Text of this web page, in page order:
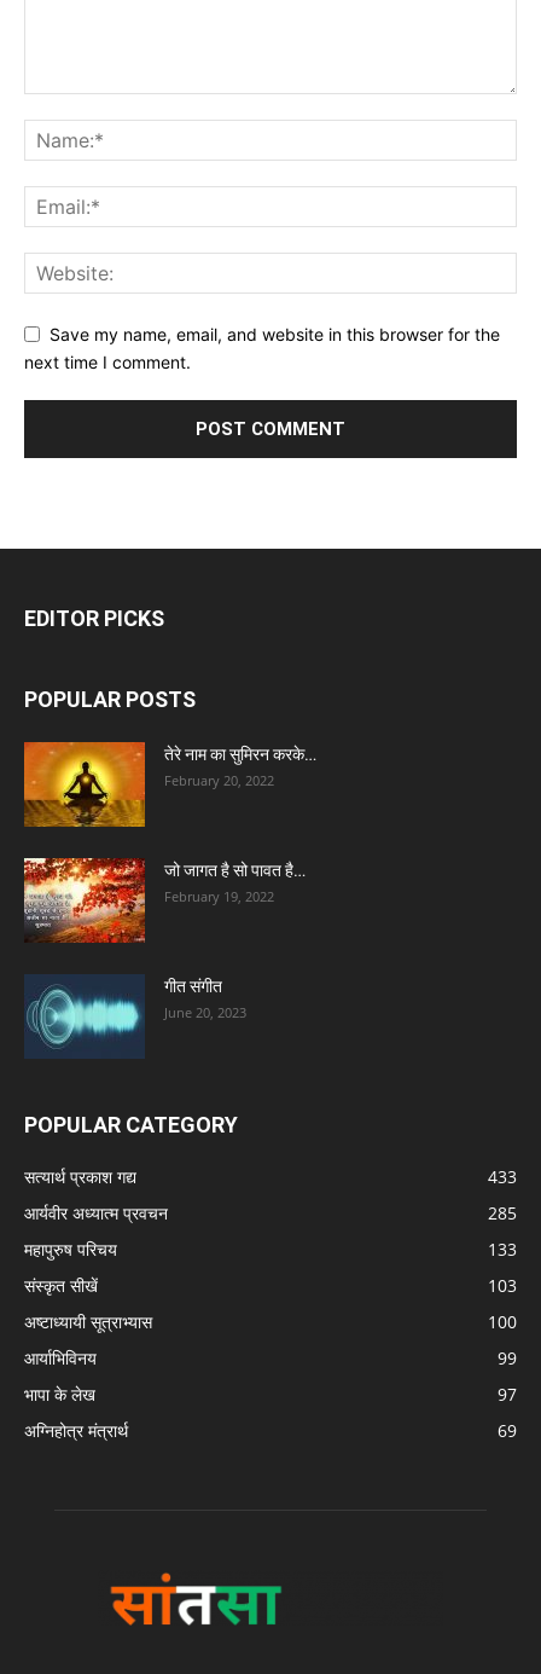
Save my name, email, and website in this browser for the
next time I comment.
EDITOR PICKS
POPULAR POSTS
तेरे नाम का सुमिरन करके…
February 20, 2022
जो जागत है सो पावत है…
February 19, 2022
गीत संगीत
June 20, 2023
POPULAR CATEGORY
सत्यार्थ प्रकाश गद्य
433
आर्यवीर अध्यात्म प्रवचन
285
महापुरुष परिचय
133
संस्कृत सीखें
103
अष्टाध्यायी सूत्राभ्यास
100
आर्याभिविनय
99
भापा के लेख
97
अग्निहोत्र मंत्रार्थ
69